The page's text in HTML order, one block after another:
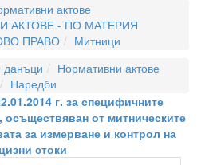
актове
АКТОВЕ - ПО МАТЕРИЯ
ПРАВО
Митници
данъци
Нормативни актове
Наредби
г. за специфичните
осъществяван от митническите
за измерване и контрол на
стоки